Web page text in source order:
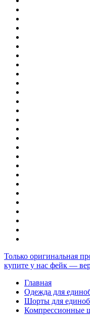
Только оригинальная
купите у нас фейк —
Главная
Одежда для
Шорты для
Компрессионные